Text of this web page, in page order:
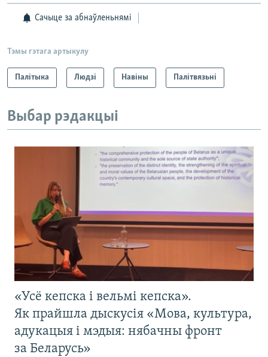
Сачыце за абнаўленьнямі
Тэмы гэтага артыкулу
Палітыка Людзі Навіны Палітвязьні
Выбар рэдакцыі
«Усё кепска і вельмі кепска».
Як прайшла дыскусія «Мова, культура,
адукацыя і мэдыя: нябачны фронт
за Беларусь»